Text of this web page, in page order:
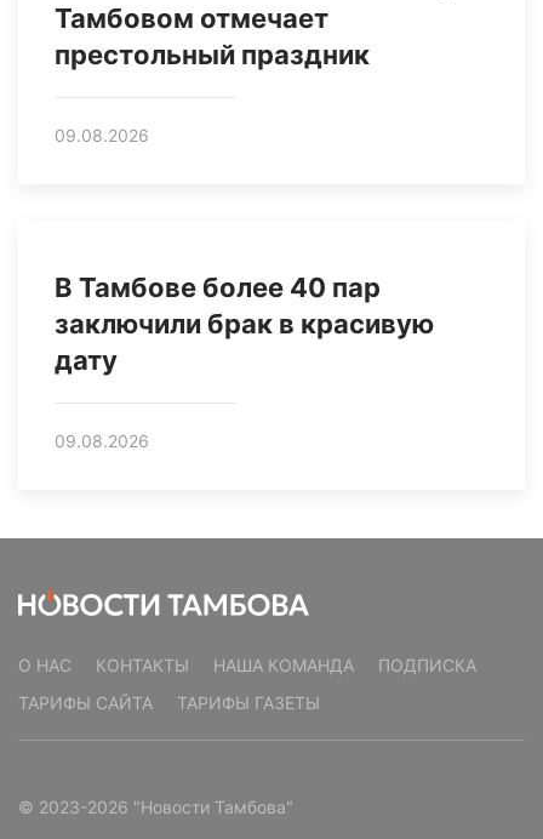
Тамбовом отмечает
престольный праздник
09.08.2026
В Тамбове более 40 пар
заключили брак в красивую
дату
09.08.2026
О НАС КОНТАКТЫ НАША КОМАНДА
ПОДПИСКА
ТАРИФЫ САЙТА
ТАРИФЫ ГАЗЕТЫ
© 2023-2026 "Новости Тамбова"